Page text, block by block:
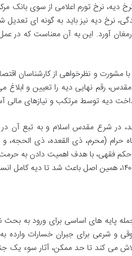
دیه، نرخ تورم اعلامی از سوی بانک
نرخ دیه نیز باید به گونه ای
آورد. این به آن معناست که در
مشورت و نظرخواهی از کارشناسان
رقم نهایی دیه را تعیین و ابلاغ
دیه توسط مرتکب و نیازهای مالی
در شرع مقدس اسلام و به تبع آن در
(محرم، ذی القعده، ذی الحجه،
فقهی، با هدف اهمیت دادن به حرمت
پایه های اساسی برای ورود به
و شرعی برای جبران خسارات
می کند تا حد ممکن، آثار سوء یک